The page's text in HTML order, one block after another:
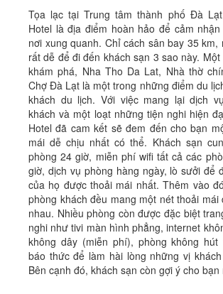
Tọa lạc tại Trung tâm thành phố Đà
Hotel là địa điểm hoàn hảo để cảm
nơi xung quanh. Chỉ cách sân bay 35 km,
rất dễ để đi đến khách sạn 3 sao này.
khám phá, Nha Tho Da Lat, Nhà thờ
Chợ Đà Lạt là một trong những điểm du
khách du lịch. Với việc mang lại dịch
khách và một loạt những tiện nghi hiện
Hotel đã cam kết sẽ đem đến cho bạn
mái dễ chịu nhất có thể. Khách sạn
phòng 24 giờ, miễn phí wifi tất cả các
giờ, dịch vụ phòng hàng ngày, lò sưởi để
của họ được thoải mái nhất. Thêm vào
phòng khách đều mang một nét thoải mái
nhau. Nhiều phòng còn được đặc biệt
nghi như tivi màn hình phẳng, internet
không dây (miễn phí), phòng không hút
báo thức để làm hài lòng những vị
Bên cạnh đó, khách sạn còn gợi ý cho